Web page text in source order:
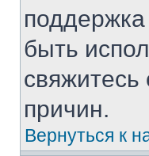
поддержка
быть
причин.
Вернуться к